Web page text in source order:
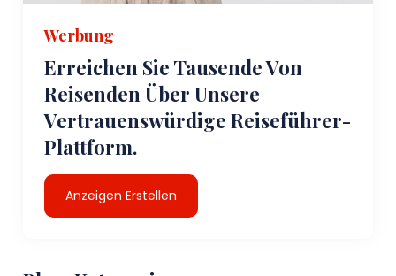
Werbung
Erreichen Sie Tausende Von
Reisenden Über Unsere
Vertrauenswürdige Reiseführer-
Plattform.
Anzeigen Erstellen